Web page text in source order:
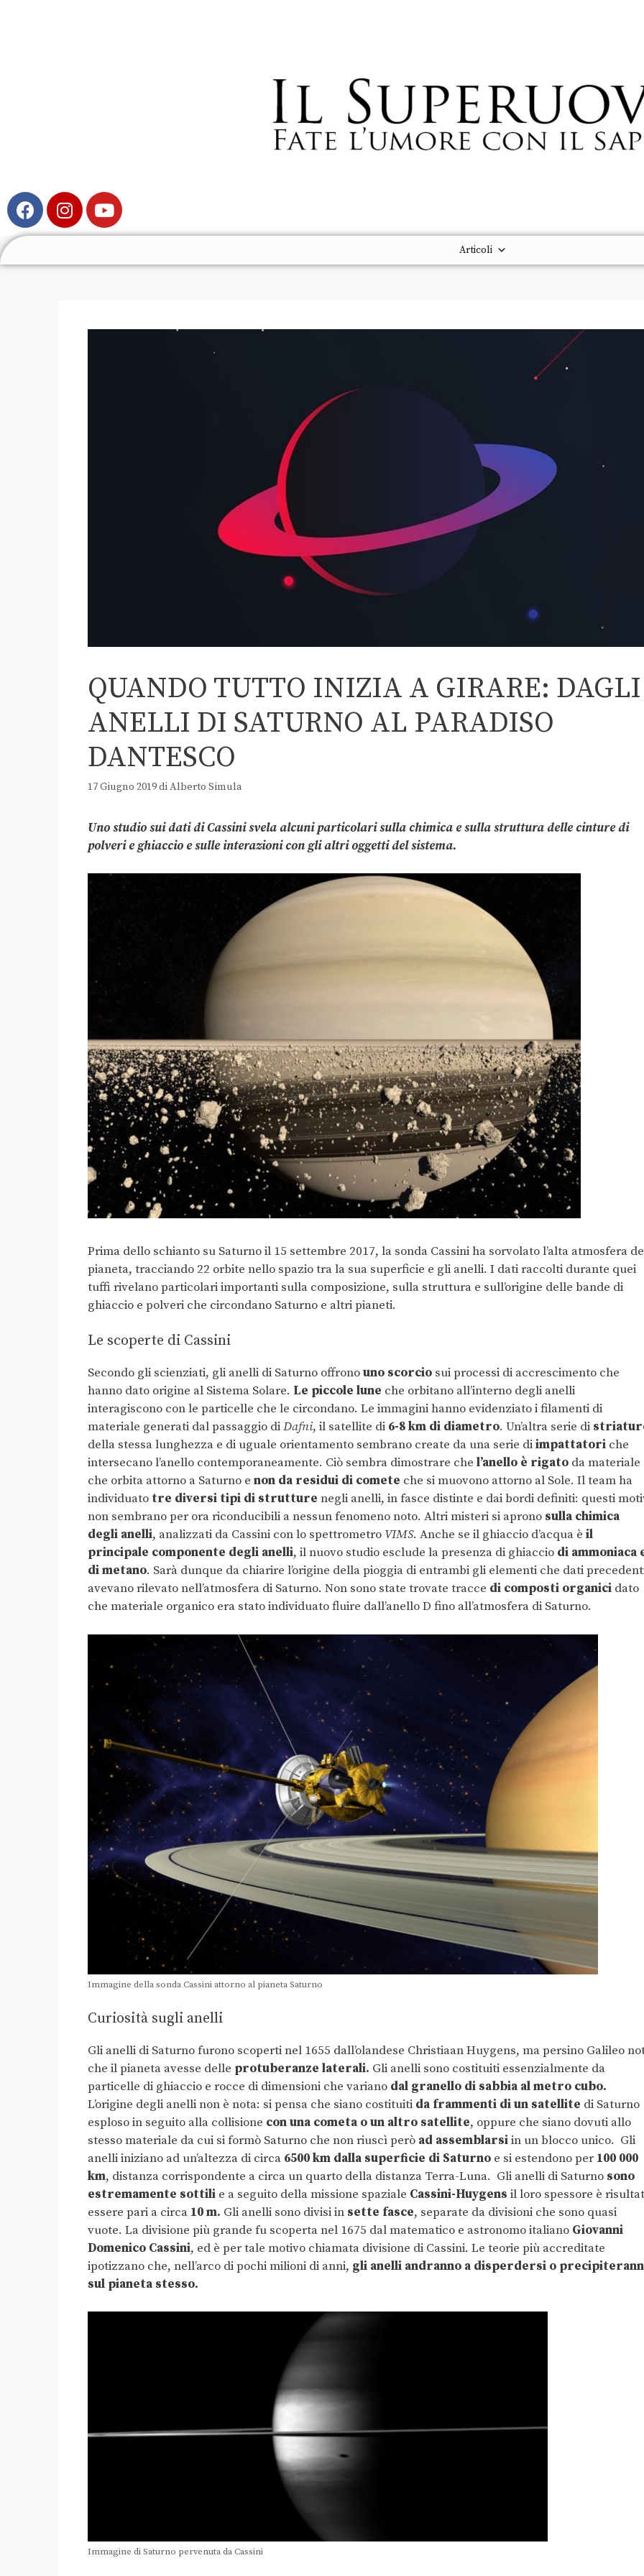
Articoli
QUANDO TUTTO INIZIA A GIRARE: DAGLI
ANELLI DI SATURNO AL PARADISO
DANTESCO
17 Giugno 2019diAlberto Simula
Uno studio sui dati di Cassini svela alcuni particolari sulla chimica e sulla struttura delle cinture di
polveri e ghiaccio e sulle interazioni con gli altri oggetti del sistema.
Prima dello schianto su Saturno il 15 settembre 2017, la sonda Cassini ha sorvolato l’alta atmosfera
pianeta, tracciando 22 orbite nello spazio tra la sua superficie e gli anelli. I dati raccolti durante quei
tuffi rivelano particolari importanti sulla composizione, sulla struttura e sull’origine delle bande di
ghiaccio e polveri che circondano Saturno e altri pianeti.
Le scoperte di Cassini
Secondo gli scienziati, gli anelli di Saturno offronouno scorcio sui processi di accrescimento che
hanno dato origine al Sistema Solare. Le piccole lune che orbitano all’interno degli anelli
interagiscono con le particelle che le circondano. Le immagini hanno evidenziato i filamenti di
materiale generati dal passaggio diDafni, il satellite di 6-8 km di diametro. Un’altra serie di
della stessa lunghezza e di uguale orientamento sembrano create da una serie diimpattatori che
intersecano l’anello contemporaneamente. Ciò sembra dimostrare che l’anello è rigato da materiale
che orbita attorno a Saturno e non da residui di comete che si muovono attorno al Sole. Il team ha
individuato tre diversi tipi di strutture negli anelli, in fasce distinte e dai bordi definiti: questi
non sembrano per ora riconducibili a nessun fenomeno noto. Altri misteri si aprono sulla chimica
degli anelli, analizzati da Cassini con lo spettrometro VIMS. Anche se il ghiaccio d’acqua è il
principale componente degli anelli, il nuovo studio esclude la presenza di ghiaccio di ammoniaca
di metano. Sarà dunque da chiarire l’origine della pioggia di entrambi gli elementi che dati
avevano rilevato nell’atmosfera di Saturno. Non sono state trovate tracce di composti organici dato
che materiale organico era stato individuato fluire dall’anello D fino all’atmosfera di Saturno.
Immagine della sonda Cassini attorno al pianeta Saturno
Curiosità sugli anelli
Gli anelli di Saturno furono scoperti nel 1655 dall’olandese Christiaan Huygens, ma persino Galileo
che il pianeta avesse delle protuberanze laterali. Gli anelli sono costituiti essenzialmente da
particelle di ghiaccio e rocce di dimensioni che variano dal granello di sabbia al metro cubo.
L’origine degli anelli non è nota: si pensa che siano costituiti da frammenti di un satellite di Saturno
esploso in seguito alla collisione con una cometa o un altro satellite, oppure che siano dovuti allo
stesso materiale da cui si formò Saturno che non riuscì però ad assemblarsiin un blocco unico. Gli
anelli iniziano ad un’altezza di circa 6500 km dalla superficie di Saturno e si estendono per 100 000
km, distanza corrispondente a circa un quarto della distanza Terra-Luna. Gli anelli di Saturno sono
estremamente sottili e a seguito della missione spaziale Cassini-Huygens il loro spessore è
essere pari a circa 10 m. Gli anelli sono divisi in sette fasce, separate da divisioni che sono quasi
vuote. La divisione più grande fu scoperta nel 1675 dal matematico e astronomo italiano Giovanni
Domenico Cassini, ed è per tale motivo chiamata divisione di Cassini. Le teorie più accreditate
ipotizzano che, nell’arco di pochi milioni di anni, gli anelli andranno a disperdersi o
sul pianeta stesso.
Immagine di Saturno pervenuta da Cassini